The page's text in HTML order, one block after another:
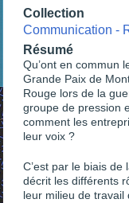
Collection
Communication -
Résumé
Qu’ont en commun
Grande Paix de
Rouge lors de la
groupe de pression
comment les
leur voix ?
C’est par le biais
décrit les différents
leur milieu de travail